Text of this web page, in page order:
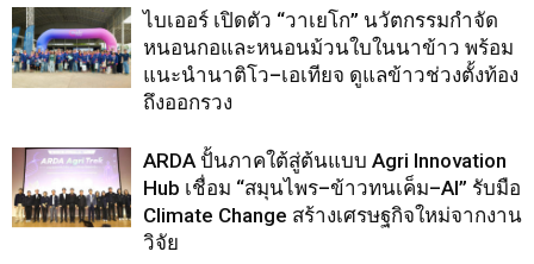
ไบเออร์ เปิดตัว “วาเยโก” นวัตกรรมกำจัด
หนอนกอและหนอนม้วนใบในนาข้าว พร้อม
แนะนำนาติโว–เอเทียจ ดูแลข้าวช่วงตั้งท้อง
ถึงออกรวง
ARDA ปั้นภาคใต้สู่ต้นแบบ Agri Innovation
Hub เชื่อม “สมุนไพร–ข้าวทนเค็ม–AI” รับมือ
Climate Change สร้างเศรษฐกิจใหม่จากงาน
วิจัย